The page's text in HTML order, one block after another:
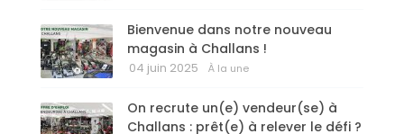
Bienvenue dans notre nouveau
magasin à Challans !
04 juin 2025 À la une
On recrute un(e) vendeur(se) à
Challans : prêt(e) à relever le défi ?